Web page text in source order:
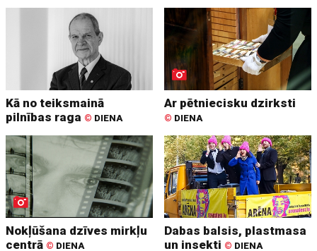
Kā no teiksmainā
pilnības raga © DIENA
Ar pētniecisku dzirksti
© DIENA
Nokļūšana dzīves mirkļu
centrā © DIENA
Dabas balsis, plastmasa
un insekti © DIENA